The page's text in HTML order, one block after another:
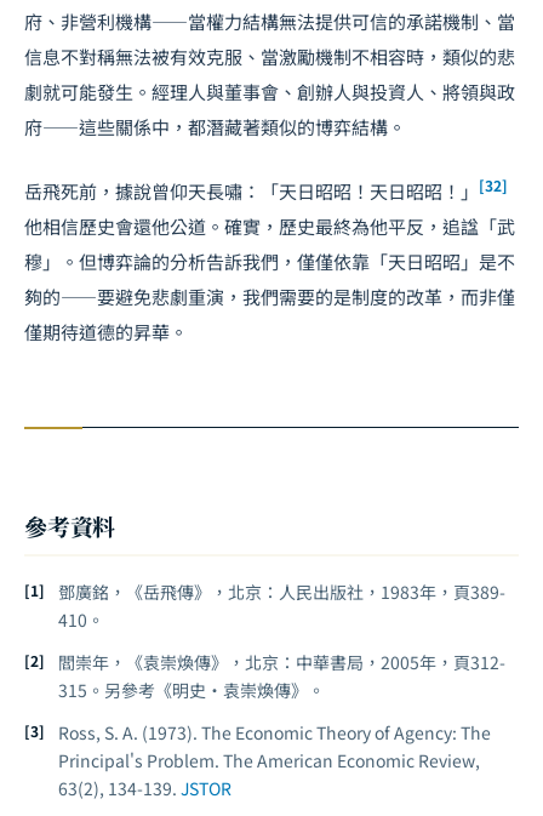
府、非營利機構——當權力結構無法提供可信的承諾機制、當
信息不對稱無法被有效克服、當激勵機制不相容時，類似的悲
劇就可能發生。經理人與董事會、創辦人與投資人、將領與政
府——這些關係中，都潛藏著類似的博弈結構。
岳飛死前，據說曾仰天長嘯：「天日昭昭！天日昭昭！」 [32]
他相信歷史會還他公道。確實，歷史最終為他平反，追諡「武
穆」。但博弈論的分析告訴我們，僅僅依靠「天日昭昭」是不
夠的——要避免悲劇重演，我們需要的是制度的改革，而非僅
僅期待道德的昇華。
參考資料
鄧廣銘，《岳飛傳》，北京：人民出版社，1983年，頁389-
410。
閻崇年，《袁崇煥傳》，北京：中華書局，2005年，頁312-
315。另參考《明史·袁崇煥傳》。
Ross, S. A. (1973). The Economic Theory of Agency: The
Principal's Problem. The American Economic Review,
63(2), 134-139. JSTOR